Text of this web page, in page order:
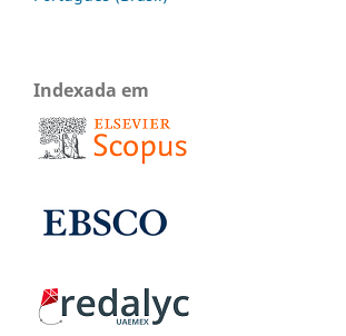
Indexada em